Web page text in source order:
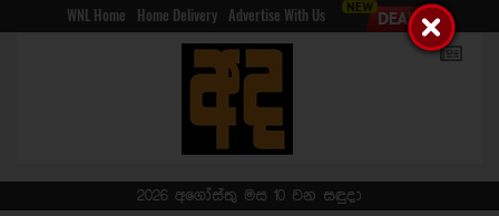
WNL Home Home Delivery Advertise With Us
2026 අගෝස්තු මස 10 වන සඳුදා